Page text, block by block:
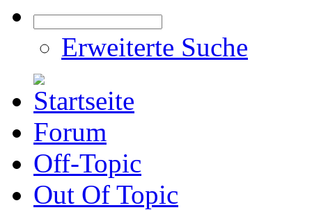
Erweiterte Suche
Forum
Off-Topic
Out Of Topic